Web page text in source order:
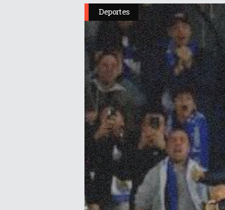
Deportes